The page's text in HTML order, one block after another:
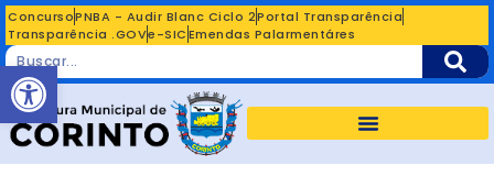
ConcursoPNBA - Audir Blanc Ciclo 2Portal Transparência
Transparência .GOVe-SICEmendas Palarmentáres
Abrir a barra de ferramentas